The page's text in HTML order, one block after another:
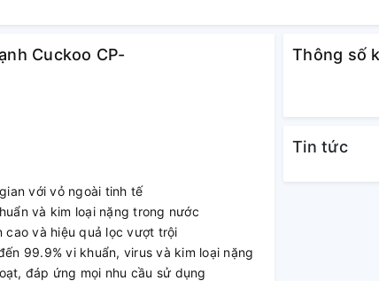
Cuckoo CP-
với vỏ ngoài tinh tế
và kim loại nặng trong nước
cao và hiệu quả lọc vượt trội
99.9% vi khuẩn, virus và kim loại nặng
đáp ứng mọi nhu cầu sử dụng
Thông số
Tin tức